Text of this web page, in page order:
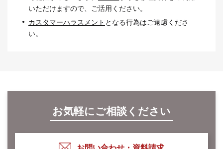
いただけますので、ご活⽤ください。
カスタマーハラスメント となる⾏為はご遠慮くださ
い。
お気軽にご相談ください